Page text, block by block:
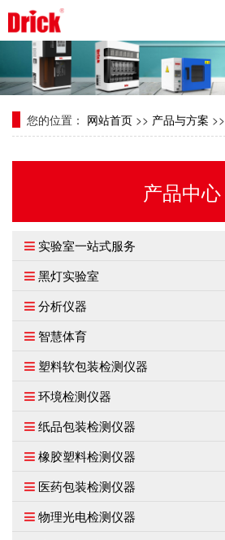
您的位置： 网站首页 >> 产品与方案 >>
产品中心
实验室一站式服务
黑灯实验室
分析仪器
智慧体育
塑料软包装检测仪器
环境检测仪器
纸品包装检测仪器
橡胶塑料检测仪器
医药包装检测仪器
物理光电检测仪器